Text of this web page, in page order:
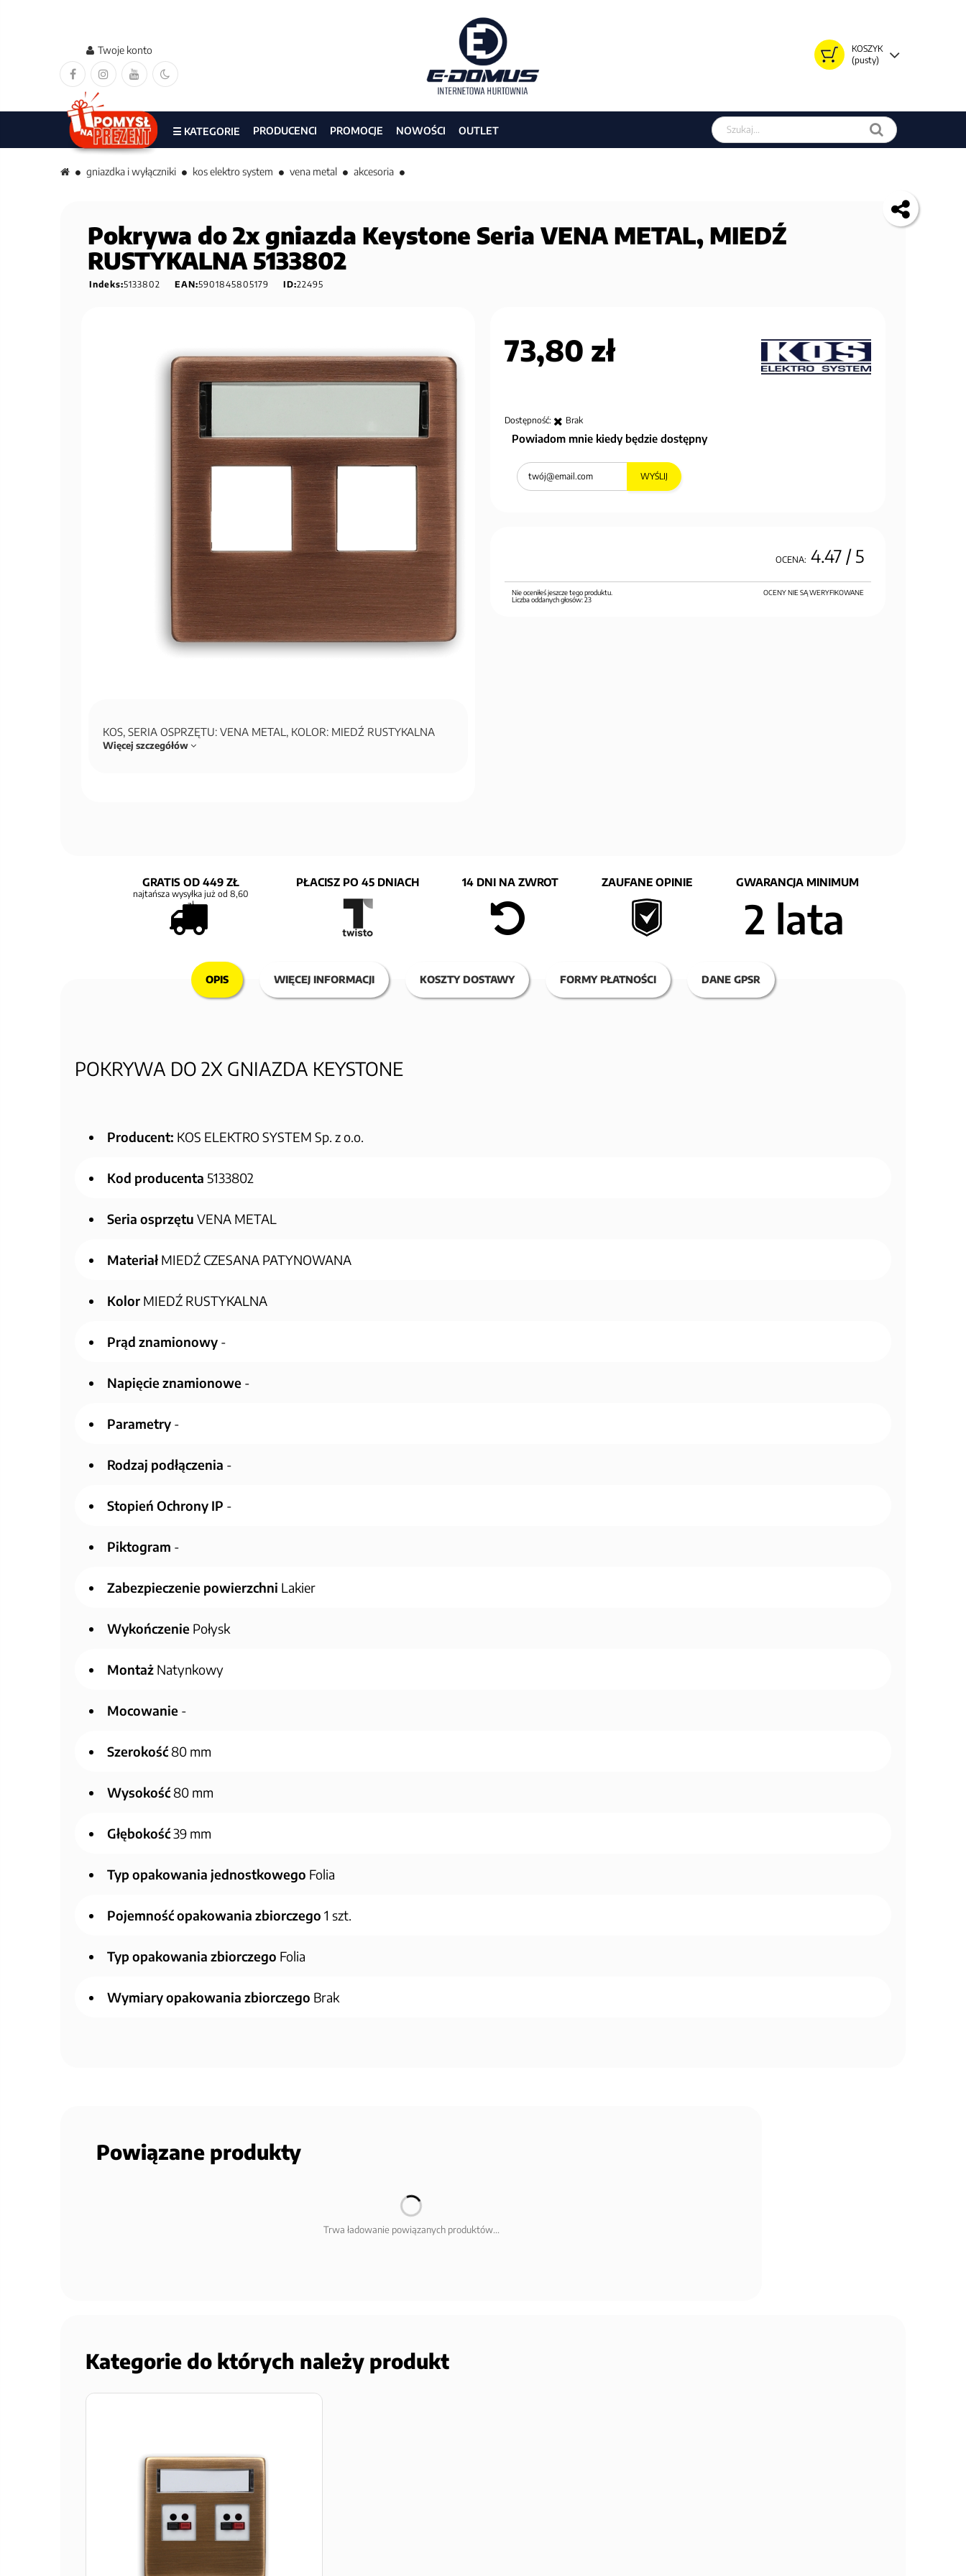
KOSZYK
(pusty)
Twoje konto
Szukaj w sklepie
☰ KATEGORIE PRODUCENCI PROMOCJE NOWOŚCI OUTLET
gniazdka i wyłączniki kos elektro system vena metal akcesoria
Pokrywa do 2x gniazda Keystone Seria VENA METAL, MIEDŹ
RUSTYKALNA 5133802
Indeks:5133802 EAN:5901845805179 ID:22495
KOS, SERIA OSPRZĘTU: VENA METAL, KOLOR: MIEDŹ RUSTYKALNA
Więcej szczegółów
73,80 zł
Dostępność: Brak
Powiadom mnie kiedy będzie dostępny
WYŚLIJ
OCENA: 4.47/ 5
OCENY NIE SĄ WERYFIKOWANE
Nie oceniłeś jeszcze tego produktu.
Liczba oddanych głosów:23
GRATIS OD 449 ZŁ
najtańsza wysyłka już od 8,60
zł
PŁACISZ PO 45 DNIACH 14 DNI NA ZWROT ZAUFANE OPINIE GWARANCJA MINIMUM
2 lata
OPIS WIĘCEJ INFORMACJI KOSZTY DOSTAWY FORMY PŁATNOŚCI DANE GPSR
POKRYWA DO 2X GNIAZDA KEYSTONE
Producent: KOS ELEKTRO SYSTEM Sp. z o.o.
Kod producenta 5133802
Seria osprzętu VENA METAL
Materiał MIEDŹ CZESANA PATYNOWANA
Kolor MIEDŹ RUSTYKALNA
Prąd znamionowy -
Napięcie znamionowe -
Parametry -
Rodzaj podłączenia -
Stopień Ochrony IP -
Piktogram -
Zabezpieczenie powierzchni Lakier
Wykończenie Połysk
Montaż Natynkowy
Mocowanie -
Szerokość 80 mm
Wysokość 80 mm
Głębokość39 mm
Typ opakowania jednostkowego Folia
Pojemność opakowania zbiorczego 1 szt.
Typ opakowania zbiorczego Folia
Wymiary opakowania zbiorczego Brak
Powiązane produkty
Trwa ładowanie powiązanych produktów...
Kategorie do których należy produkt